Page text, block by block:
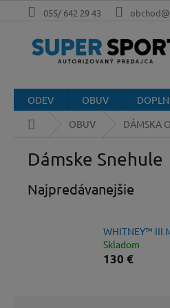
055/ 642 29 43
ODEV OBUV
DomovOBUV DÁMSKA
Dámske Snehule
Najpredávanejšie
WHITNEY™ III
Skladom
130 €